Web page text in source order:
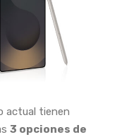
actual tienen
3 opciones de